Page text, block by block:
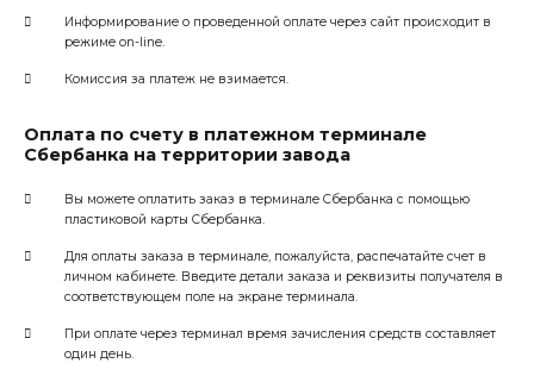
Информирование о проведенной оплате через сайт происходит в
режиме on-line.
Комиссия за платеж не взимается.
Оплата по счету в платежном терминале
Сбербанка на территории завода
Вы можете оплатить заказ в терминале Сбербанка с помощью
пластиковой карты Сбербанка.
Для оплаты заказа в терминале, пожалуйста, распечатайте счет в
личном кабинете. Введите детали заказа и реквизиты получателя в
соответствующем поле на экране терминала.
При оплате через терминал время зачисления средств составляет
один день.